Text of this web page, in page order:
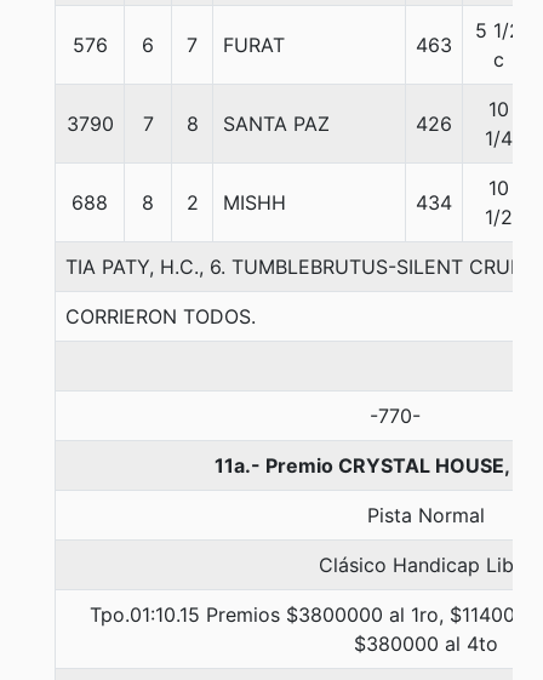
576 6 7 FURAT 463
5 1/2
c
3790 7 8 SANTA PAZ 426
10
1/4
688 8 2 MISHH 434
10
1/2
TIA PATY, H.C., 6. TUMBLEBRUTUS-SILENT
CORRIERON TODOS.
-770-
11a.- Premio CRYSTAL HOUSE,
Pista Normal
Clásico Handicap Libre
Tpo.01:10.15 Premios $3800000 al 1ro,
$380000 al 4to